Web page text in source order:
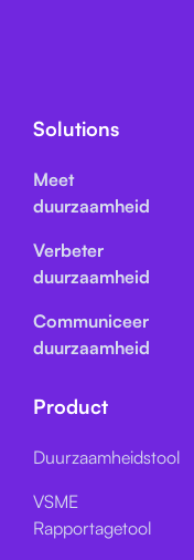
Solutions
Meet
duurzaamheid
Verbeter
duurzaamheid
Communiceer
duurzaamheid
Product
Duurzaamheidstool
VSME
Rapportagetool